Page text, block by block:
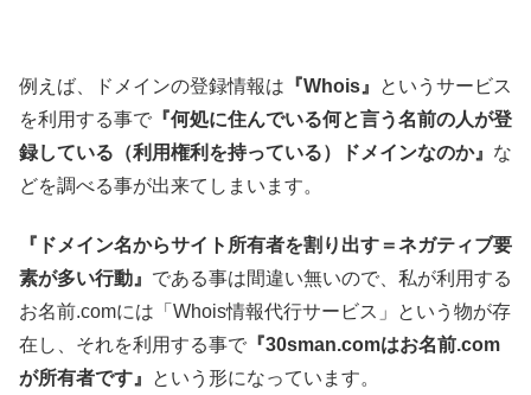
例えば、ドメインの登録情報は 『Whois』
というサービス
を利用する事で 『何処に住んでいる何と言う名前の人が登
録している（利用権利を持っている）ドメインなのか』 な
どを調べる事が出来てしまいます。
『ドメイン名からサイト所有者を割り出す＝ネガティブ要
素が多い行動』 である事は間違い無いので、私が利用する
お名前.comには「Whois情報代行サービス」という物が存
在し、それを利用する事で 『30sman.comはお名前.com
が所有者です』
という形になっています。